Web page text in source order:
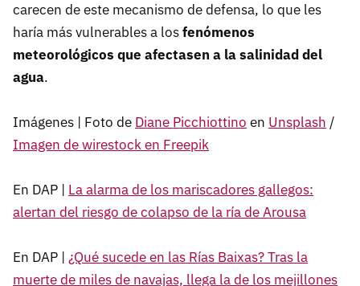
carecen de este mecanismo de defensa, lo que les
haría más vulnerables a losfenómenos
meteorológicos que afectasen a la salinidad del
agua.
Imágenes | Foto de Diane Picchiottino en Unsplash /
Imagen de wirestock en Freepik
En DAP | La alarma de los mariscadores gallegos:
alertan del riesgo de colapso de la ría de Arousa
En DAP | ¿Qué sucede en las Rías Baixas? Tras la
muerte de miles de navajas, llega la de los mejillones